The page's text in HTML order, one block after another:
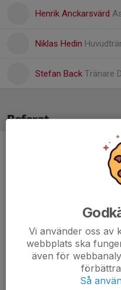
Henrik Anckarsvärd
Niklas Hedin
Stefan Back Tränare
Referat
Två matcher på
2
Vi använder oss av
webbplats ska
även för
Så